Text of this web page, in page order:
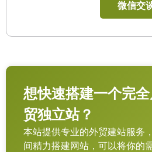
微信交
想快速搭建一个完
贸独立站？
本站提供专业的外贸建站服务
间精力搭建网站，可以将你的